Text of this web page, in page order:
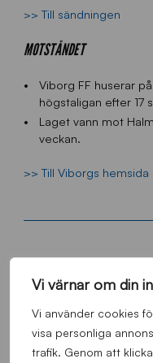
Vi värnar om din
Vi använder cookies
visa personliga
trafik. Genom att
>> Till sändningen
MOTSTÅNDET
Viborg FF huserar
högstaligan efter 17
Laget vann mot
veckan.
>> Till Viborgs hemsida